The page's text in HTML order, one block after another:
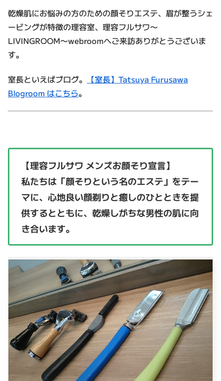
乾燥肌にお悩みの方のための顔そりエステ、眉が整うシェ
ービングが特徴の理容室、理容フルサワ〜
LIVINGROOM〜webroomへご来訪ありがとうございま
す。
室長といえばブログ。
【室長】Tatsuya Furusawa
Blogroom はこちら。
【理容フルサワ メンズお顔そり宣言】
私たちは「顔そりという名のエステ」をテー
マに、心地良い顔剃りと癒しのひとときを提
供するとともに、乾燥しがちな男性の肌に向
き合います。